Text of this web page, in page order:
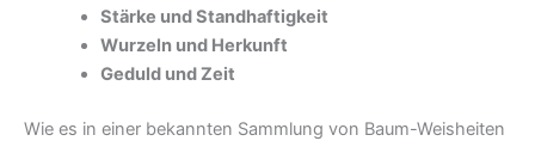
Stärke und Standhaftigkeit
Wurzeln und Herkunft
Geduld und Zeit
Wie es in einer bekannten Sammlung von Baum-Weisheiten